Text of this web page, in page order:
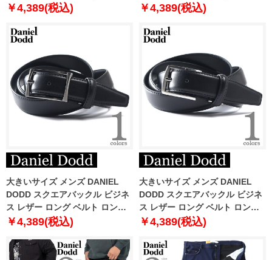
サイズ azbl-229008
￥4,389(税込)
サイズ azbl-259002
￥4,389(税込)
大きいサイズ メンズ DANIEL
DODD スクエアバックル ビジネ
ス レザー ロング ベルト ロング
サイズ azbl-259003
￥4,389(税込)
大きいサイズ メンズ DANIEL
DODD スクエアバックル ビジネ
ス レザー ロング ベルト ロング
サイズ azbl-259006
￥4,389(税込)